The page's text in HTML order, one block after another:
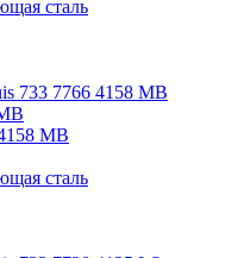
сталь
MB
сталь